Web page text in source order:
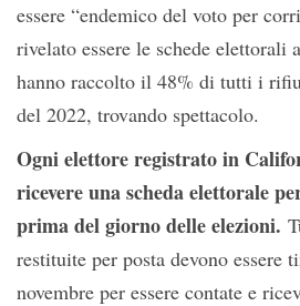
essere “endemico del voto per
rivelato essere le schede elettorali
hanno raccolto il 48% di tutti i
del 2022, trovando spettacolo.
Ogni elettore registrato in
ricevere una scheda elettorale
prima del giorno delle elezioni.
restituite per posta devono essere
novembre per essere contate e